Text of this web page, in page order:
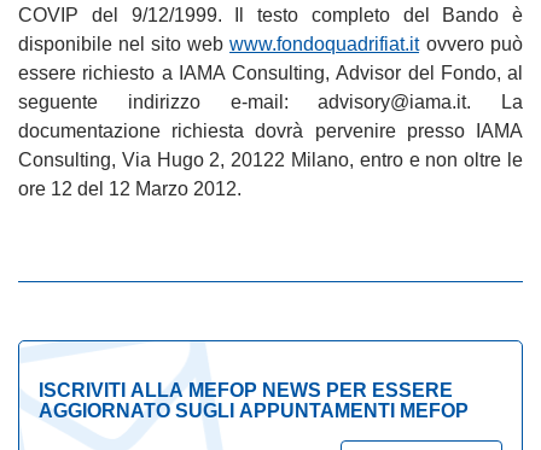
COVIP del 9/12/1999. Il testo completo del Bando è
disponibile nel sito web www.fondoquadrifiat.itovvero può
essere richiesto a IAMA Consulting, Advisor del Fondo, al
seguente indirizzo e-mail: advisory@iama.it. La
documentazione richiesta dovrà pervenire presso IAMA
Consulting, Via Hugo 2, 20122 Milano, entro e non oltre le
ore 12 del 12 Marzo 2012.
ISCRIVITI ALLA MEFOP NEWS PER ESSERE
AGGIORNATO SUGLI APPUNTAMENTI MEFOP